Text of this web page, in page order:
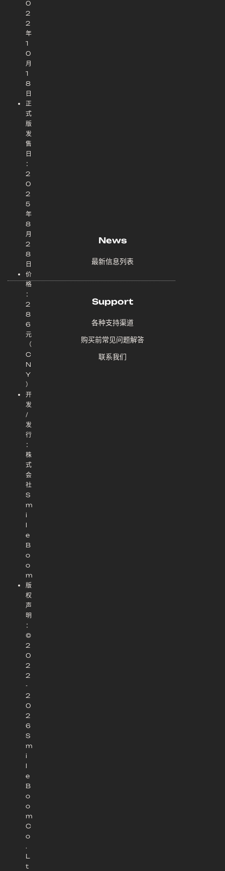
0
2
2
年
1
0
月
1
8
日
正
式
版
发
售
日
：
2
0
2
5
年
8
月
2
8
日
价
格
：
2
8
6
元
（
C
N
Y
）
开
发
/
发
行
：
株
式
会
社
S
m
i
l
e
B
o
o
m
版
权
声
明
：
©
2
0
2
2
-
2
0
2
6
S
m
i
l
e
B
o
o
m
C
o
.
L
t
News
最新信息列表
Support
各种支持渠道
购买前常见问题解答
联系我们